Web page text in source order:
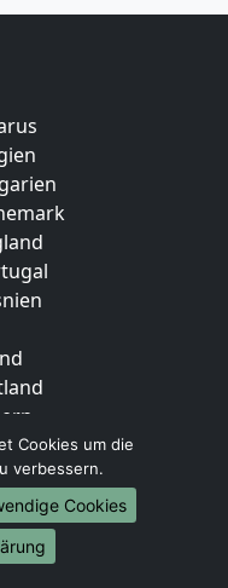
Cookies um die
verbessern.
Cookies